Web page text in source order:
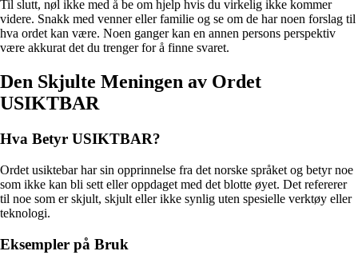
Til slutt, nøl ikke med å be om hjelp hvis du virkelig ikke kommer
videre. Snakk med venner eller familie og se om de har noen forslag til
hva ordet kan være. Noen ganger kan en annen persons perspektiv
være akkurat det du trenger for å finne svaret.
Den Skjulte Meningen av Ordet
USIKTBAR
Hva Betyr USIKTBAR?
Ordet usiktebar har sin opprinnelse fra det norske språket og betyr noe
som ikke kan bli sett eller oppdaget med det blotte øyet. Det refererer
til noe som er skjult, skjult eller ikke synlig uten spesielle verktøy eller
teknologi.
Eksempler på Bruk